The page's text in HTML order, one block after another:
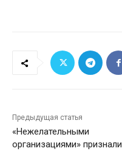
Предыдущая статья
«Нежелательными
организациями» признали